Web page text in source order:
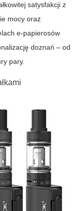
satysfakcji z
mocy oraz
e-papierosów
doznań – od
pary.